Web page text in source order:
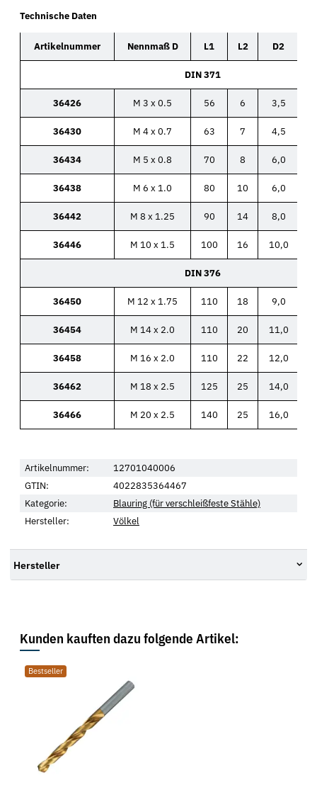
Technische Daten
Artikelnummer Nennmaß D L1 L2 D2
DIN 371
36426 M 3 x 0.5 56 6 3,5
36430 M 4 x 0.7 63 7 4,5
36434 M 5 x 0.8 70 8 6,0
36438 M 6 x 1.0 80 10 6,0
36442 M 8 x 1.25 90 14 8,0
36446 M 10 x 1.5 100 16 10,0
DIN 376
36450 M 12 x 1.75 110 18 9,0
36454 M 14 x 2.0 110 20 11,0
36458 M 16 x 2.0 110 22 12,0
36462 M 18 x 2.5 125 25 14,0
36466 M 20 x 2.5 140 25 16,0
Artikelnummer:
12701040006
GTIN:
4022835364467
Kategorie:
Blauring (für verschleißfeste Stähle)
Hersteller:
Völkel
Hersteller
Kunden kauften dazu folgende Artikel:
Bestseller